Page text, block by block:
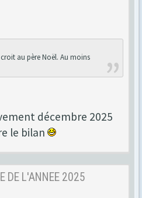
au père Noël. Au moins
décembre 2025
le bilan
DE L'ANNEE 2025